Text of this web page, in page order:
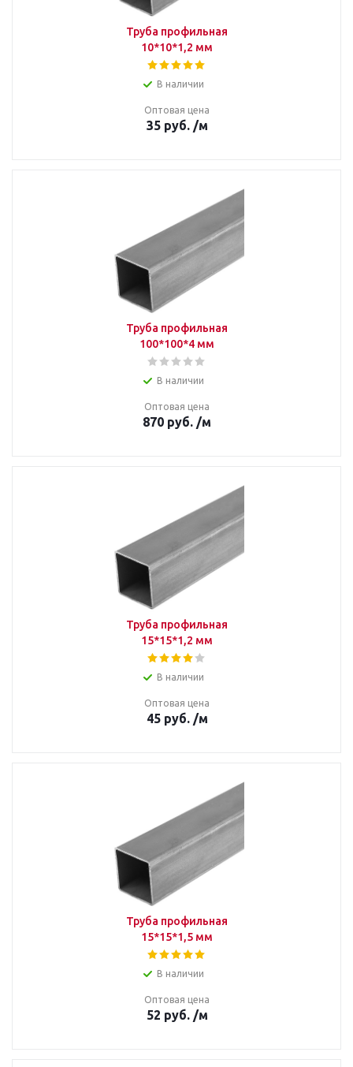
Труба профильная
10*10*1,2 мм
В наличии
Оптовая цена
35руб. /м
Труба профильная
100*100*4 мм
В наличии
Оптовая цена
870 руб. /м
Труба профильная
15*15*1,2 мм
В наличии
Оптовая цена
45руб. /м
Труба профильная
15*15*1,5 мм
В наличии
Оптовая цена
52 руб. /м